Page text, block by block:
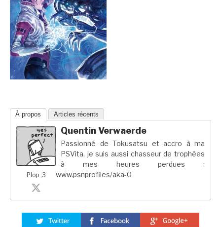
À propos Articles récents
Plop ;3
Quentin Verwaerde
Passionné de Tokusatsu et accro à ma
PSVita, je suis aussi chasseur de trophées
à mes heures perdues :
www.psnprofiles/aka-0